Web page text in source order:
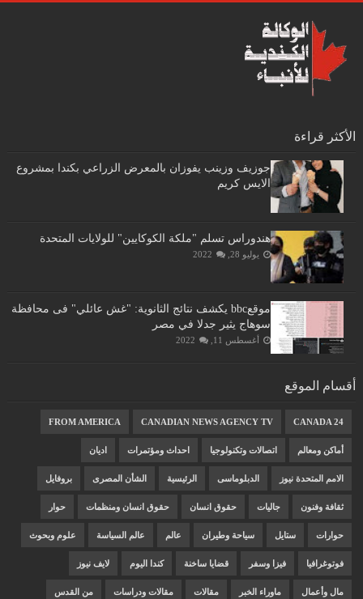
الأكثر قراءة
جوزيف وزينب يفوزان بالمعرض الزراعي بكندا بمشروع
الايس كريم
هندوراس تسلم "ملكة الكوكايين" للولايات المتحدة
يوليو 28, 2022
موقعbbc يكشف نتائج الثانوية: "غش عائلي" فى محافظة
سوهاج يثير جدلا في مصر
أغسطس 11, 2022
أقسام الموقع
CANADA 24
CANADIAN NEWS AGENCY TV
FROM AMERICA
أماكن ومعالم اتصالات وتكنولوجيا احداث ومؤتمرات اديان
الامم المتحدة نيوز الدبلوماسى الرئيسية الشأن المصرى بروفايل
ثقافة وفنون جاليات حقوق انسان حقوق انسان ومنظمات حوار
حوارات ستايل سياحة وطيران عالم عالم السياسة علوم وبحوث
فوتوغرافيا فيزا وسفر قضايا ساخنة كندا اليوم لايف نيوز
مال وأعمال ماوراء الخبر مقالات مقالات ودراسات من القدس